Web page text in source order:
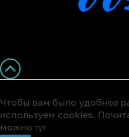
Чтобы вам было удобнее
используем cookies.
можно тут